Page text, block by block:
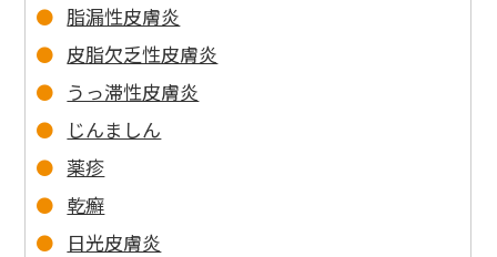
脂漏性皮膚炎
皮脂欠乏性皮膚炎
うっ滞性皮膚炎
じんましん
薬疹
乾癬
日光皮膚炎